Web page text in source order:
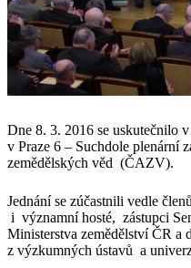
Dne 8. 3. 2016 se uskutečnilo
v Praze 6 – Suchdole plenární
zemědělských věd (ČAZV).
Jednání se zúčastnili vedle
i významní hosté, zástupci
Ministerstva zemědělství ČR a
z výzkumných ústavů a